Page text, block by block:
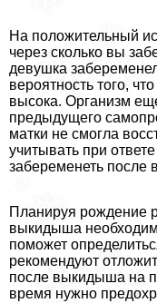
На положительный
через сколько вы
дeвyшка
вероятность того,
высока. Организм
предыдущего
матки не смогла
учитывать при
забеременеть после
Планируя рождение
выкидыша
поможет
рекомендуют
после выкидыша на
время нужно